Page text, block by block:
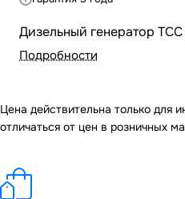
Дизельный генератор
Подробности
Цена действительна только для
отличаться от цен в розничных